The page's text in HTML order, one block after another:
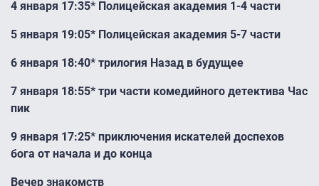
4 января 17:35* Полицейская академия 1-4 части
5 января 19:05* Полицейская академия 5-7 части
6 января 18:40* трилогия Назад в будущее
7 января 18:55* три части комедийного детектива Час
пик
9 января 17:25* приключения искателей доспехов
бога от начала и до конца
Вечер знакомств